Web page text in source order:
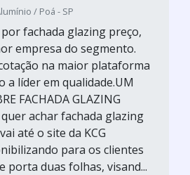
/ Poá - SP
fachada glazing preço,
empresa do segmento.
na maior plataforma
a líder em qualidade.UM
FACHADA GLAZING
quer achar fachada glazing
até o site da KCG
para os clientes
porta duas folhas, visand...